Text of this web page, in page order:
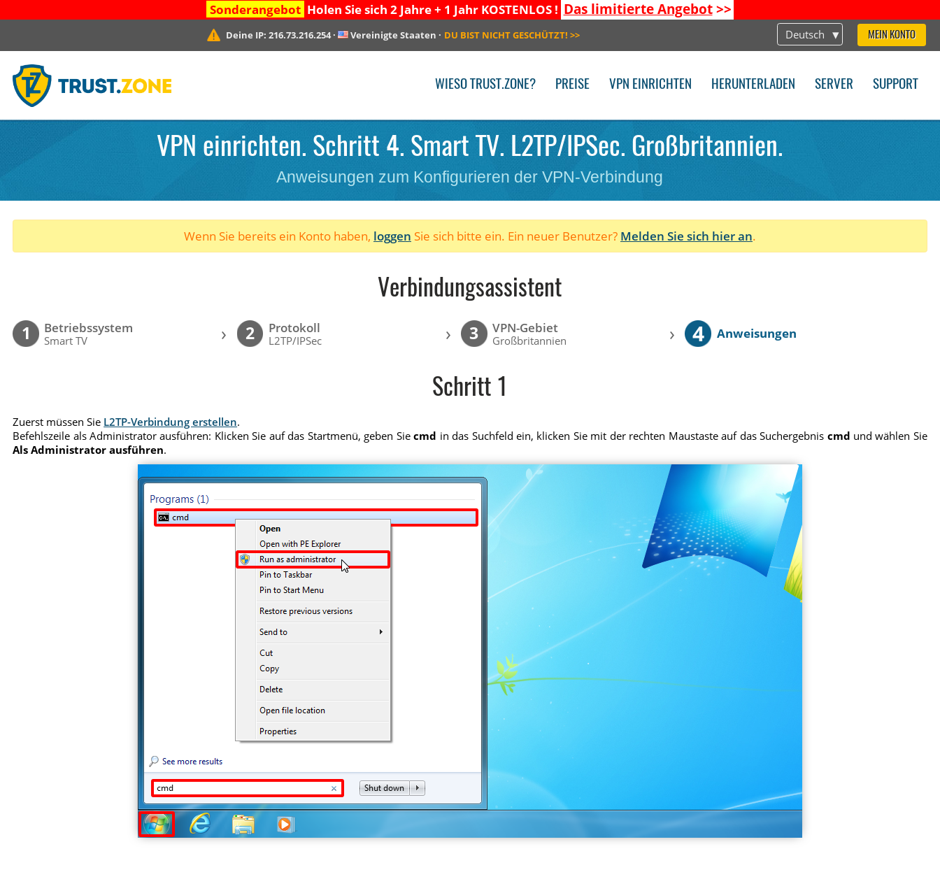
Sonderangebot Holen Sie sich 2 Jahre + 1 Jahr KOSTENLOS ! Das limitierte Angebot>>
Deutsch MEIN KONTO
Deine IP: 216.73.216.254· Vereinigte Staaten · DU BIST NICHT GESCHÜTZT! >>
WIESO TRUST.ZONE? PREISE VPN EINRICHTEN HERUNTERLADEN SERVER SUPPORT
VPN einrichten. Schritt 4. Smart TV. L2TP/IPSec. Großbritannien.
Anweisungen zum Konfigurieren der VPN-Verbindung
Wenn Sie bereits ein Konto haben, loggen Sie sich bitte ein. Ein neuer Benutzer? Melden Sie sich hier an.
Verbindungsassistent
1 Betriebssystem
Smart TV › 2 Protokoll
L2TP/IPSec › 3 VPN-Gebiet
Großbritannien › 4 Anweisungen
Schritt 1
Zuerst müssen Sie L2TP-Verbindung erstellen.
Befehlszeile als Administrator ausführen: Klicken Sie auf das Startmenü, geben Siecmd in das Suchfeld ein, klicken Sie mit der rechten Maustaste auf das Suchergebnis cmd und wählen Sie
Als Administrator ausführen.